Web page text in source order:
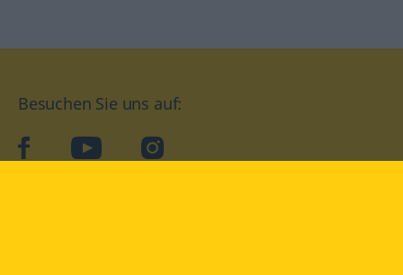
Besuchen Sie uns auf:
facebookYouTube Instagram